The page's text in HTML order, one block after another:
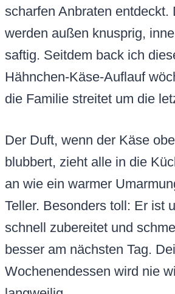
scharfen Anbraten entdeckt.
werden außen knusprig,
saftig. Seitdem back ich
Hähnchen-Käse-Auflauf
die Familie streitet um die
Der Duft, wenn der Käse
blubbert, zieht alle in die
an wie ein warmer
Teller. Besonders toll: Er ist
schnell zubereitet und
besser am nächsten Tag.
Wochenendessen wird nie